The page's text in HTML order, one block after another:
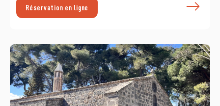
Réservation en ligne